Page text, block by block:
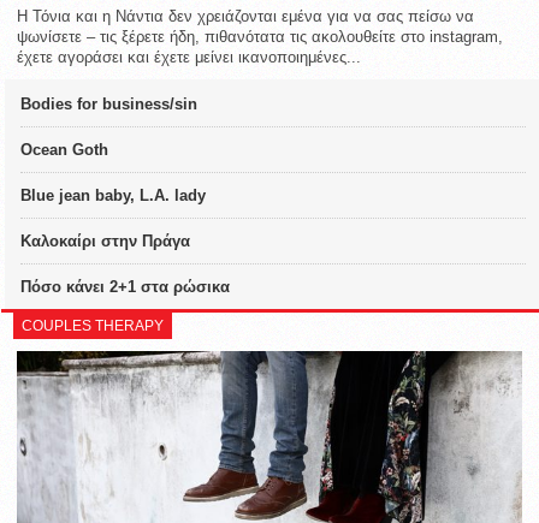
Η Τόνια και η Νάντια δεν χρειάζονται εμένα για να σας πείσω να
ψωνίσετε – τις ξέρετε ήδη, πιθανότατα τις ακολουθείτε στο instagram,
έχετε αγοράσει και έχετε μείνει ικανοποιημένες...
Bodies for business/sin
Ocean Goth
Blue jean baby, L.A. lady
Καλοκαίρι στην Πράγα
Πόσο κάνει 2+1 στα ρώσικα
COUPLES THERAPY